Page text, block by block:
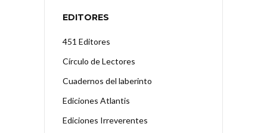
EDITORES
451 Editores
Círculo de Lectores
Cuadernos del laberinto
Ediciones Atlantis
Ediciones Irreverentes